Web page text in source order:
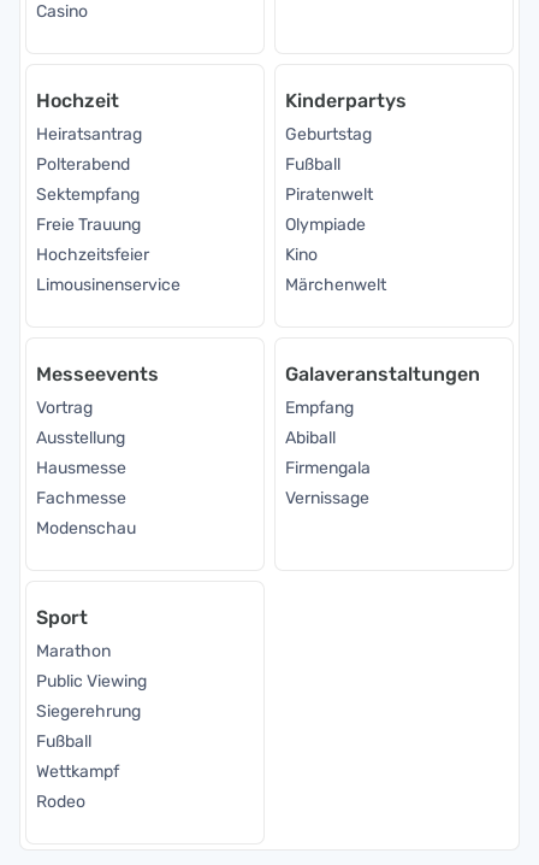
Casino
Hochzeit
Heiratsantrag
Polterabend
Sektempfang
Freie Trauung
Hochzeitsfeier
Limousinenservice
Kinderpartys
Geburtstag
Fußball
Piratenwelt
Olympiade
Kino
Märchenwelt
Messeevents
Vortrag
Ausstellung
Hausmesse
Fachmesse
Modenschau
Galaveranstaltungen
Empfang
Abiball
Firmengala
Vernissage
Sport
Marathon
Public Viewing
Siegerehrung
Fußball
Wettkampf
Rodeo